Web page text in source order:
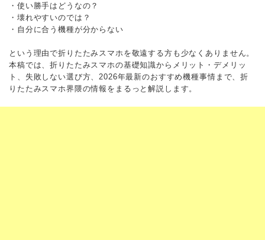
・使い勝手はどうなの？
・壊れやすいのでは？
・自分に合う機種が分からない
という理由で折りたたみスマホを敬遠する方も少なくありません。
本稿では、折りたたみスマホの基礎知識からメリット・デメリッ
ト、失敗しない選び方、2026年最新のおすすめ機種事情まで、折
りたたみスマホ界隈の情報をまるっと解説します。